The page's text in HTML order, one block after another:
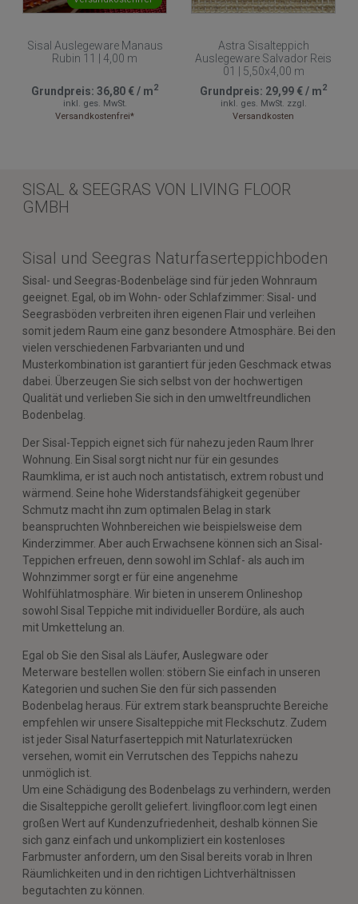
Sisal Auslegeware Manaus
Rubin 11 | 4,00 m
Grundpreis: 36,80 €/ m2
inkl. ges. MwSt.
Versandkostenfrei*
Astra Sisalteppich
Auslegeware Salvador Reis
01 | 5,50x4,00 m
Grundpreis: 29,99 €/ m2
inkl. ges. MwSt. zzgl.
Versandkosten
SISAL & SEEGRAS VON LIVING FLOOR
GMBH
Sisal und Seegras Naturfaserteppichboden
Sisal- und Seegras-Bodenbeläge sind für jeden Wohnraum
geeignet. Egal, ob im Wohn- oder Schlafzimmer: Sisal- und
Seegrasböden verbreiten ihren eigenen Flair und verleihen
somit jedem Raum eine ganz besondere Atmosphäre. Bei den
vielen verschiedenen Farbvarianten und und
Musterkombination ist garantiert für jeden Geschmack etwas
dabei. Überzeugen Sie sich selbst von der hochwertigen
Qualität und verlieben Sie sich in den umweltfreundlichen
Bodenbelag.
Der Sisal-Teppich eignet sich für nahezu jeden Raum Ihrer
Wohnung. Ein Sisal sorgt nicht nur für ein gesundes
Raumklima, er ist auch noch antistatisch, extrem robust und
wärmend. Seine hohe Widerstandsfähigkeit gegenüber
Schmutz macht ihn zum optimalen Belag in stark
beanspruchten Wohnbereichen wie beispielsweise dem
Kinderzimmer. Aber auch Erwachsene können sich an Sisal-
Teppichen erfreuen, denn sowohl im Schlaf- als auch im
Wohnzimmer sorgt er für eine angenehme
Wohlfühlatmosphäre. Wir bieten in unserem Onlineshop
sowohl Sisal Teppiche mit individueller Bordüre, als auch
mit Umkettelung an.
Egal ob Sie den Sisal als Läufer, Auslegware oder
Meterware bestellen wollen: stöbern Sie einfach in unseren
Kategorien und suchen Sie den für sich passenden
Bodenbelag heraus. Für extrem stark beanspruchte Bereiche
empfehlen wir unsere Sisalteppiche mit Fleckschutz. Zudem
ist jeder Sisal Naturfaserteppich mit Naturlatexrücken
versehen, womit ein Verrutschen des Teppichs nahezu
unmöglich ist.
Um eine Schädigung des Bodenbelags zu verhindern, werden
die Sisalteppiche gerollt geliefert. livingfloor.com legt einen
großen Wert auf Kundenzufriedenheit, deshalb können Sie
sich ganz einfach und unkompliziert ein kostenloses
Farbmuster anfordern, um den Sisal bereits vorab in Ihren
Räumlichkeiten und in den richtigen Lichtverhältnissen
begutachten zu können.